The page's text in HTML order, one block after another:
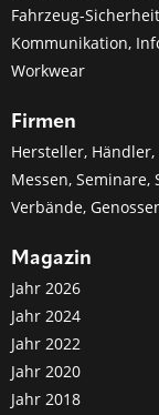
Fahrzeug-Sicherheit
Kommunikation,
Workwear
Firmen
Hersteller,
Messen, Seminare,
Verbände,
Magazin
Jahr 2026
Jahr 2024
Jahr 2022
Jahr 2020
Jahr 2018